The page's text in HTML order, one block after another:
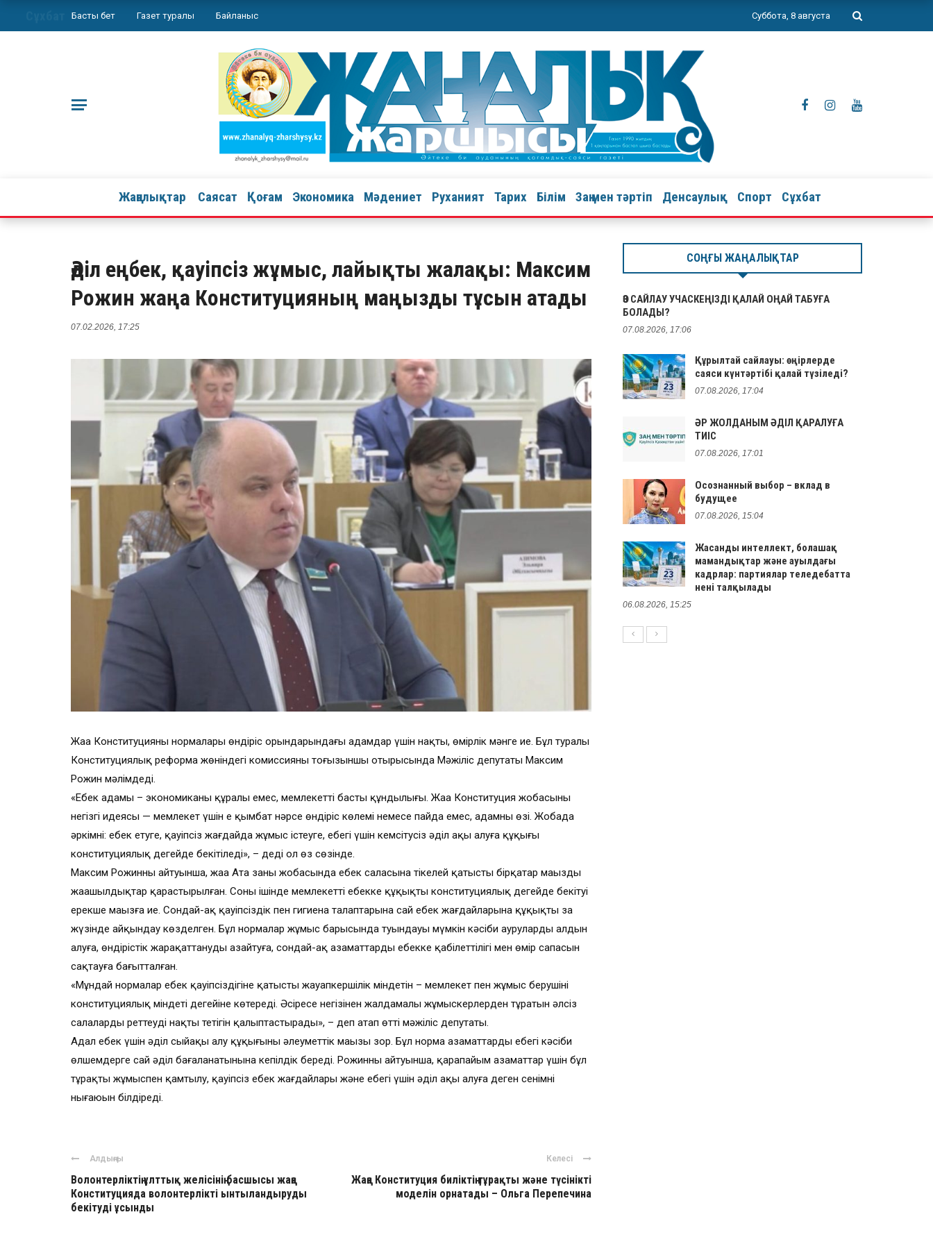
Басты бет Газет туралы Байланыс Суббота, 8 августа
Жаңалықтар Саясат Қоғам Экономика Мәдениет Руханият Тарих Білім Заң мен тәртіп Денсаулық Спорт Сұхбат
Әділ еңбек, қауіпсіз жұмыс, лайықты жалақы: Максим
Рожин жаңа Конституцияның маңызды тұсын атады
07.02.2026, 17:25
Жаңа Конституцияның нормалары өндіріс орындарындағы адамдар үшін нақты, өмірлік мәнге ие. Бұл туралы
Конституциялық реформа жөніндегі комиссияның тоғызыншы отырысында Мәжіліс депутаты Максим
Рожин мәлімдеді.
«Еңбек адамы – экономиканың құралы емес, мемлекеттің басты құндылығы. Жаңа Конституция жобасының
негізгі идеясы — мемлекет үшін ең қымбат нәрсе өндіріс көлемі немесе пайда емес, адамның өзі. Жобада
әркімнің: еңбек етуге, қауіпсіз жағдайда жұмыс істеуге, еңбегі үшін кемсітусіз әділ ақы алуға құқығы
конституциялық деңгейде бекітіледі», – деді ол өз сөзінде.
Максим Рожинның айтуынша, жаңа Ата заңның жобасында еңбек саласына тікелей қатысты бірқатар маңызды
жаңашылдықтар қарастырылған. Соның ішінде мемлекеттің еңбекке құқықты конституциялық деңгейде бекітуі
ерекше маңызға ие. Сондай-ақ қауіпсіздік пен гигиена талаптарына сай еңбек жағдайларына құқықты заң
жүзінде айқындау көзделген. Бұл нормалар жұмыс барысында туындауы мүмкін кәсіби аурулардың алдын
алуға, өндірістік жарақаттануды азайтуға, сондай-ақ азаматтардың еңбекке қабілеттілігі мен өмір сапасын
сақтауға бағытталған.
«Мұндай нормалар еңбек қауіпсіздігіне қатысты жауапкершілік міндетін – мемлекет пен жұмыс берушінің
конституциялық міндеті деңгейіне көтереді. Әсіресе негізінен жалдамалы жұмыскерлерден тұратын әлсіз
салаларды реттеудің нақты тетігін қалыптастырады», – деп атап өтті мәжіліс депутаты.
Адал еңбек үшін әділ сыйақы алу құқығының әлеуметтік маңызы зор. Бұл норма азаматтардың еңбегі кәсіби
өлшемдерге сай әділ бағаланатынына кепілдік береді. Рожинның айтуынша, қарапайым азаматтар үшін бұл
тұрақты жұмыспен қамтылу, қауіпсіз еңбек жағдайлары және еңбегі үшін әділ ақы алуға деген сенімнің
нығаюын білдіреді.
Алдыңғы
Волонтерліктің ұлттық желісінің басшысы жаңа
Конституцияда волонтерлікті ынтыландыруды
бекітуді ұсынды
Келесі
Жаңа Конституция биліктің тұрақты және түсінікті
моделін орнатады – Ольга Перепечина
СОҢҒЫ ЖАҢАЛЫҚТАР
ӨЗ САЙЛАУ УЧАСКЕҢІЗДІ ҚАЛАЙ ОҢАЙ ТАБУҒА
БОЛАДЫ?
07.08.2026, 17:06
Құрылтай сайлауы: өңірлерде
саяси күнтәртібі қалай түзіледі?
07.08.2026, 17:04
ӘР ЖОЛДАНЫМ ӘДІЛ ҚАРАЛУҒА
ТИІС
07.08.2026, 17:01
Осознанный выбор – вклад в
будущее
07.08.2026, 15:04
Жасанды интеллект, болашақ
мамандықтар және ауылдағы
кадрлар: партиялар теледебатта
нені талқылады
06.08.2026, 15:25